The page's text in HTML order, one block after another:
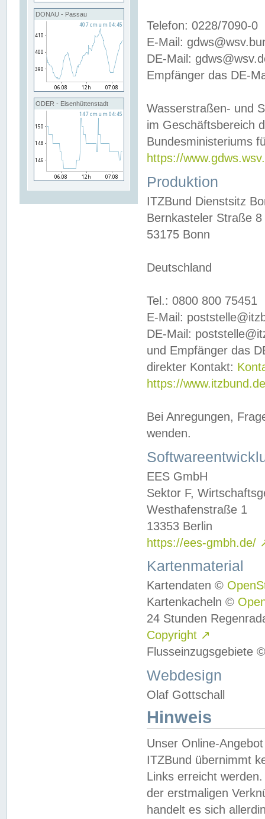
DONAU - Passau
ODER - Eisenhüttenstadt
Telefon: 0228/7090-0
E-Mail:
DE-Mail:
Empfänger das DE-
Wasserstraßen- und
im Geschäftsbereich
Bundesministeriums
https://
Produktion
ITZBund Dienstsitz
Bernkasteler Straße 8
53175 Bonn
Deutschland
Tel.: 0800 800 75451
E-Mail:
DE-Mail:
und Empfänger das
direkter Kontakt:
https://
Bei Anregungen,
wenden.
EES GmbH
Sektor F,
Westhafenstraße 1
13353 Berlin
https://ees-gmbh.de/
Kartenmaterial
Kartendaten ©
Kartenkacheln ©
24 Stunden
Copyright ↗
Flusseinzugsgebiete
Webdesign
Olaf Gottschall
Hinweis
Unser Online-
ITZBund übernimmt
Links erreicht
der erstmaligen
handelt es sich